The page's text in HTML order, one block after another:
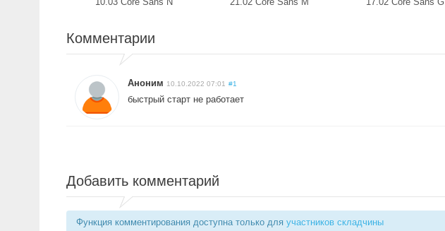
Комментарии
Аноним 10.10.2022 07:01 #1
быстрый старт не работает
Добавить комментарий
Функция комментирования доступна только для участников складчины